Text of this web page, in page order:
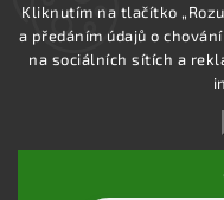
Kliknutím na tlačítko
a předáním údajů o
na sociálních sítích a